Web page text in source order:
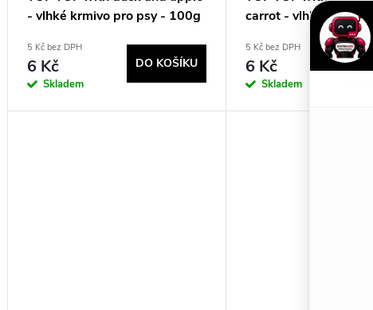
d
- vlhké krmivo pro psy - 100g
5 Kč bez DPH
6 Kč
Skladem
DO KOŠÍKU
carrot - vlhké krmivo
5 Kč bez DPH
6 Kč
Skladem
DO